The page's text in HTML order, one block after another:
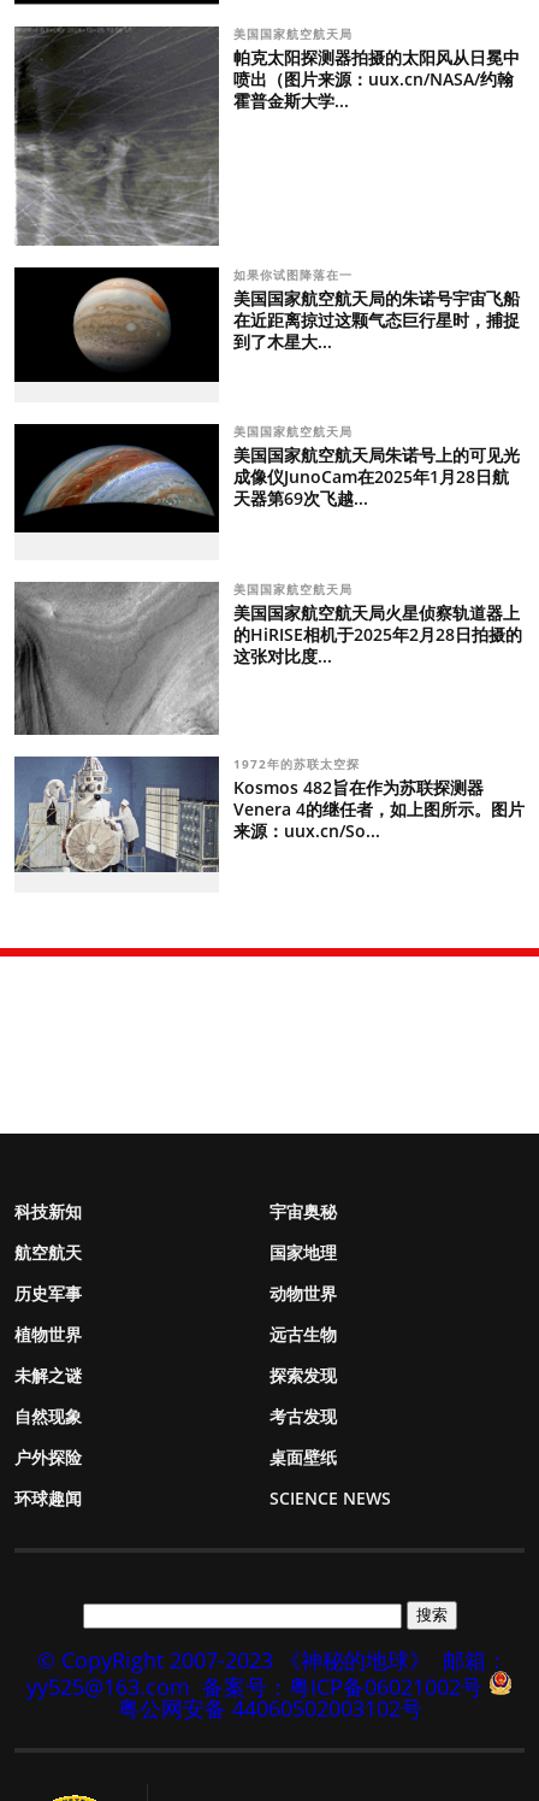
美国国家航空航天局
帕克太阳探测器拍摄的太阳风从日冕中
喷出（图片来源：uux.cn/NASA/约翰
霍普金斯大学...
如果你试图降落在一
美国国家航空航天局的朱诺号宇宙飞船
在近距离掠过这颗气态巨行星时，捕捉
到了木星大...
美国国家航空航天局
美国国家航空航天局朱诺号上的可见光
成像仪JunoCam在2025年1月28日航
天器第69次飞越...
美国国家航空航天局
美国国家航空航天局火星侦察轨道器上
的HiRISE相机于2025年2月28日拍摄的
这张对比度...
1972年的苏联太空探
Kosmos 482旨在作为苏联探测器
Venera 4的继任者，如上图所示。图片
来源：uux.cn/So...
科技新知
宇宙奥秘
航空航天
国家地理
历史军事
动物世界
植物世界
远古生物
未解之谜
探索发现
自然现象
考古发现
户外探险
桌面壁纸
环球趣闻
SCIENCE NEWS
© CopyRight 2007-2023 《神秘的地球》
邮箱：
yy525@163.com 备案号：粤ICP备06021002号
粤公网安备 44060502003102号